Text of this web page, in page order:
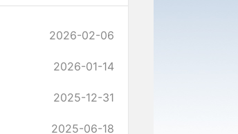
2026-02-06
2026-01-14
2025-12-31
2025-06-18